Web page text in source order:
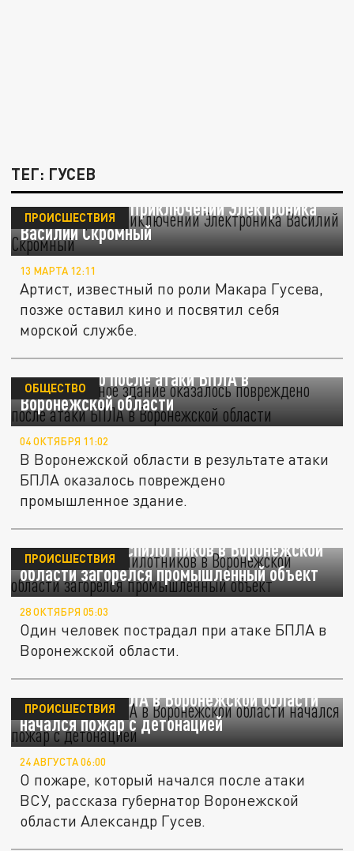
ТЕГ: ГУСЕВ
Умер актёр из "Приключений Электроника"
Василий Скромный
ПРОИСШЕСТВИЯ
13 МАРТА 12:11
Артист, известный по роли Макара Гусева,
позже оставил кино и посвятил себя
морской службе.
Промышленное здание оказалось
повреждено после атаки БПЛА в
Воронежской области
ОБЩЕСТВО
04 ОКТЯБРЯ 11:02
В Воронежской области в результате атаки
БПЛА оказалось повреждено
промышленное здание.
После атаки беспилотников в Воронежской
области загорелся промышленный объект
ПРОИСШЕСТВИЯ
28 ОКТЯБРЯ 05:03
Один человек пострадал при атаке БПЛА в
Воронежской области.
После атаки БПЛА в Воронежской области
начался пожар с детонацией
ПРОИСШЕСТВИЯ
24 АВГУСТА 06:00
О пожаре, который начался после атаки
ВСУ, рассказа губернатор Воронежской
области Александр Гусев.
Гусев: на подлете к Воронежу на предельно